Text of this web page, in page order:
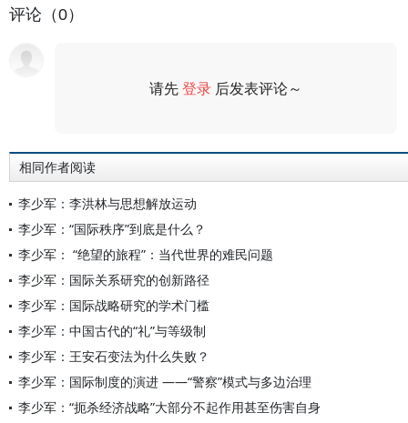
评论（0）
请先登录 后发表评论～
相同作者阅读
李少军：李洪林与思想解放运动
李少军：“国际秩序”到底是什么？
李少军： “绝望的旅程”：当代世界的难民问题
李少军：国际关系研究的创新路径
李少军：国际战略研究的学术门槛
李少军：中国古代的“礼”与等级制
李少军：王安石变法为什么失败？
李少军：国际制度的演进 ——“警察”模式与多边治理
李少军：“扼杀经济战略”大部分不起作用甚至伤害自身